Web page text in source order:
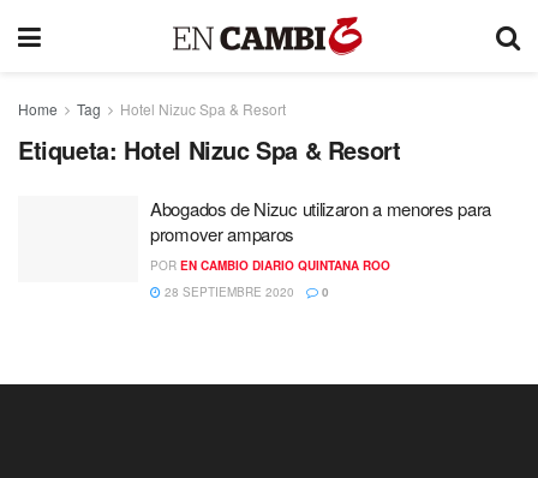
Home Tag Hotel Nizuc Spa & Resort
Etiqueta: Hotel Nizuc Spa & Resort
Abogados de Nizuc utilizaron a menores para
promover amparos
POR EN CAMBIO DIARIO QUINTANA ROO
28 SEPTIEMBRE 2020
0